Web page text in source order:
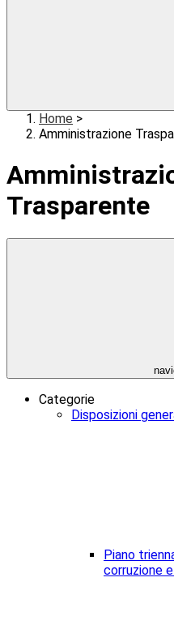
Home >
Amministrazione
Trasparente
Categorie
Disposizioni
Piano
corruzione